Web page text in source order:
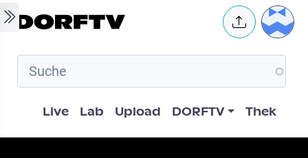
Skip to main content User
Hauptnavigation
Live Lab Upload DORFTV Thek